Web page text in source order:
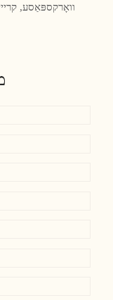
וואָרקספּאַסע,